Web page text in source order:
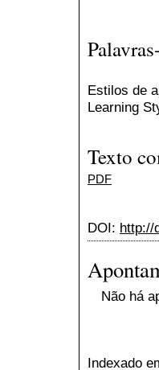
Estilos de
Learning
Texto
PDF
DOI: http://
Não há
Indexado